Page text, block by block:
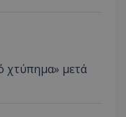
χτύπημα» μετά